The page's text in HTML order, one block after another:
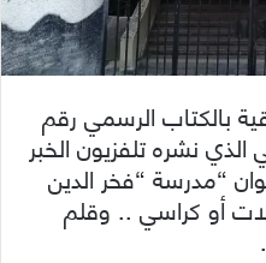
بالكتاب الرسمي رقم
الذي نشره تلفزيون الخبر
25 – 12 – 2018 بعنوان “مدرسة “فخر الدين
أو كراسي .. وقلم